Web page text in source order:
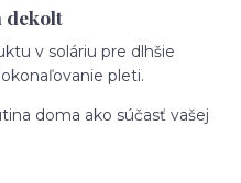
dekolt
v soláriu pre dlhšie
pleti.
doma ako súčasť vašej